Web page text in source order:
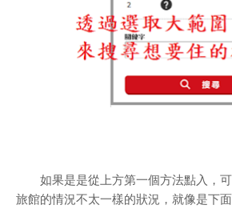
如果是是從上方第一個方法點入，可
旅館的情況不太一樣的狀況，就像是下